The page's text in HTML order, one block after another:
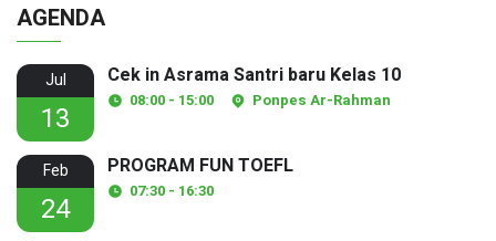
AGENDA
Jul
13
Cek in Asrama Santri baru Kelas 10
08:00 - 15:00 Ponpes Ar-Rahman
Feb
24
PROGRAM FUN TOEFL
07:30 - 16:30